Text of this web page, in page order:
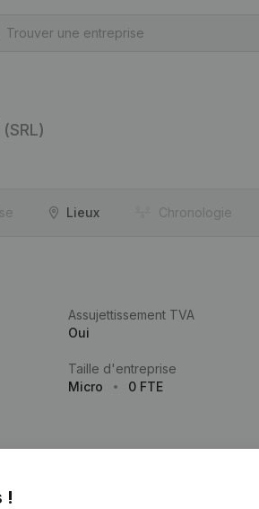
(SRL)
Lieux Chronologie
Assujettissement TVA
Oui
Taille d'entreprise
Micro
0 FTE
!